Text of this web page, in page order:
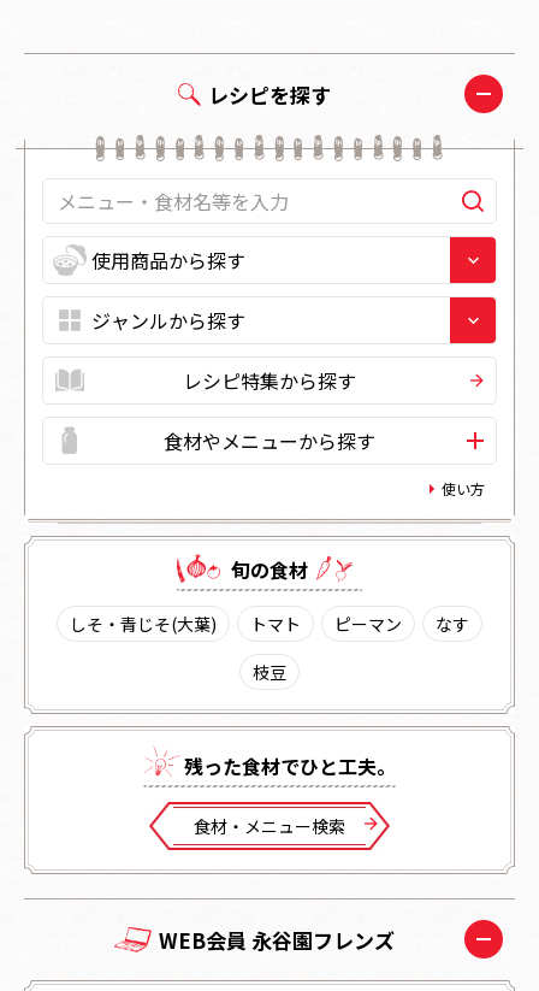
レシピを探す
レシピ特集から探す
食材やメニューから探す
使い方
旬の⾷材
しそ・青じそ(大葉) トマト ピーマン
なす
枝豆
残った⾷材でひと⼯夫。
⾷材・メニュー検索
WEB会員 永谷園フレンズ